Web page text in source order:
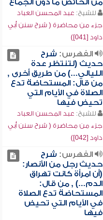
من الحائض ما دون الجماع
للشيخ: عبد المحسن العباد
جزء من محاضرة ( شرح سنن أبي
داود [041])
الفهرس: شرح
حديث (لتنتظر عدة
الليالي...) من طريق أخرى ,
من قال: المستحاضة تدع
الصلاة في الأيام التي
تحيض فيها
للشيخ: عبد المحسن العباد
جزء من محاضرة ( شرح سنن أبي
داود [042])
الفهرس: شرح
حديث رجل من الأنصار:
(أن امرأة كانت تهراق
الدم...) , من قال:
المستحاضة تدع الصلاة
في الأيام التي تحيض
فيها